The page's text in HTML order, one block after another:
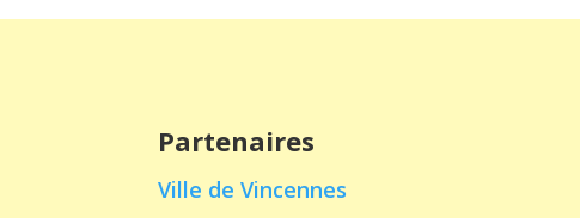
Partenaires
Ville de Vincennes